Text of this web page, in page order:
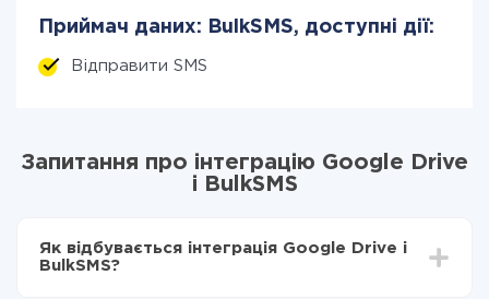
Приймач даних: BulkSMS, доступні дії:
Відправити SMS
Запитання про інтеграцію Google Drive
і BulkSMS
Як відбувається інтеграція Google Drive і
BulkSMS?